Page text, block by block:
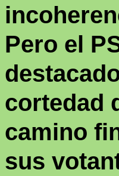
Pero el
cortedad
camino
sus